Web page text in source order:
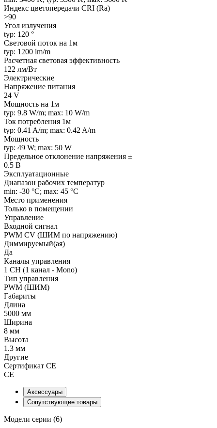
Индекс цветопередачи CRI (Ra)
>90
Угол излучения
typ: 120 °
Световой поток на 1м
typ: 1200 lm/m
Расчетная световая эффективность
122 лм/Вт
Электрические
Напряжение питания
24 V
Мощность на 1м
typ: 9.8 W/m; max: 10 W/m
Ток потребления 1м
typ: 0.41 A/m; max: 0.42 A/m
Мощность
typ: 49 W; max: 50 W
Предельное отклонение напряжения ±
0.5 В
Эксплуатационные
Диапазон рабочих температур
min: -30 °C; max: 45 °C
Место применения
Только в помещении
Управление
Входной сигнал
PWM СV (ШИМ по напряжению)
Диммируемый(ая)
Да
Каналы управления
1 CH (1 канал - Mono)
Тип управления
PWM (ШИМ)
Габариты
Длина
5000 мм
Ширина
8 мм
Высота
1.3 мм
Другие
Сертификат CE
CE
Аксессуары
Сопутствующие товары
Модели серии (6)